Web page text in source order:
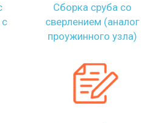
Сборка сруба со
сверлением (аналог
проужинного узла)